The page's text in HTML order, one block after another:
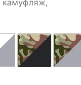
камуфляж,